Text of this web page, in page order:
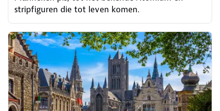
stripfiguren die tot leven komen.